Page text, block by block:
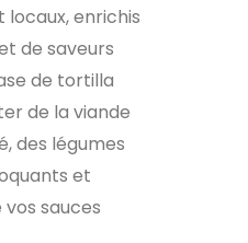
locaux, enrichis
de saveurs
de tortilla
de la viande
des légumes
et
sauces